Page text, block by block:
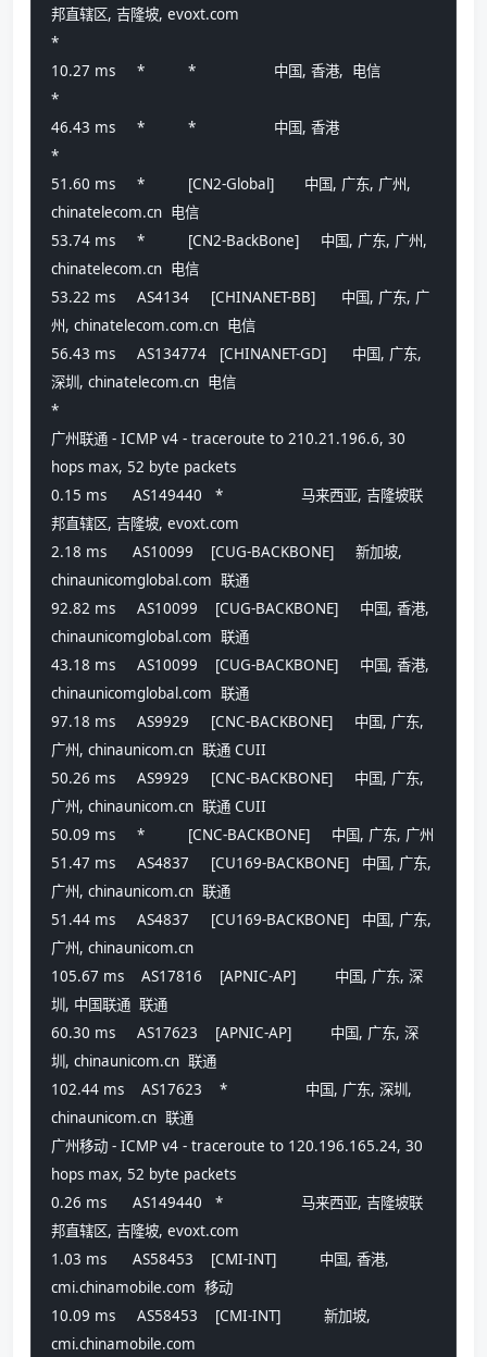
邦直辖区, 吉隆坡, evoxt.com
*
10.27 ms     *          *                  中国, 香港,  电信
*
46.43 ms     *          *                  中国, 香港
*
51.60 ms     *          [CN2-Global]       中国, 广东, 广州,
chinatelecom.cn  电信
53.74 ms     *          [CN2-BackBone]     中国, 广东, 广州,
chinatelecom.cn  电信
53.22 ms     AS4134     [CHINANET-BB]      中国, 广东, 广
州, chinatelecom.com.cn  电信
56.43 ms     AS134774   [CHINANET-GD]      中国, 广东,
深圳, chinatelecom.cn  电信
*
广州联通 - ICMP v4 - traceroute to 210.21.196.6, 30
hops max, 52 byte packets
0.15 ms      AS149440   *                  马来西亚, 吉隆坡联
邦直辖区, 吉隆坡, evoxt.com
2.18 ms      AS10099    [CUG-BACKBONE]     新加坡,
chinaunicomglobal.com  联通
92.82 ms     AS10099    [CUG-BACKBONE]     中国, 香港,
chinaunicomglobal.com  联通
43.18 ms     AS10099    [CUG-BACKBONE]     中国, 香港,
chinaunicomglobal.com  联通
97.18 ms     AS9929     [CNC-BACKBONE]     中国, 广东,
广州, chinaunicom.cn  联通 CUII
50.26 ms     AS9929     [CNC-BACKBONE]     中国, 广东,
广州, chinaunicom.cn  联通 CUII
50.09 ms     *          [CNC-BACKBONE]     中国, 广东, 广州
51.47 ms     AS4837     [CU169-BACKBONE]   中国, 广东,
广州, chinaunicom.cn  联通
51.44 ms     AS4837     [CU169-BACKBONE]   中国, 广东,
广州, chinaunicom.cn
105.67 ms    AS17816    [APNIC-AP]         中国, 广东, 深
圳, 中国联通  联通
60.30 ms     AS17623    [APNIC-AP]         中国, 广东, 深
圳, chinaunicom.cn  联通
102.44 ms    AS17623    *                  中国, 广东, 深圳,
chinaunicom.cn  联通
广州移动 - ICMP v4 - traceroute to 120.196.165.24, 30
hops max, 52 byte packets
0.26 ms      AS149440   *                  马来西亚, 吉隆坡联
邦直辖区, 吉隆坡, evoxt.com
1.03 ms      AS58453    [CMI-INT]          中国, 香港,
cmi.chinamobile.com  移动
10.09 ms     AS58453    [CMI-INT]          新加坡,
cmi.chinamobile.com